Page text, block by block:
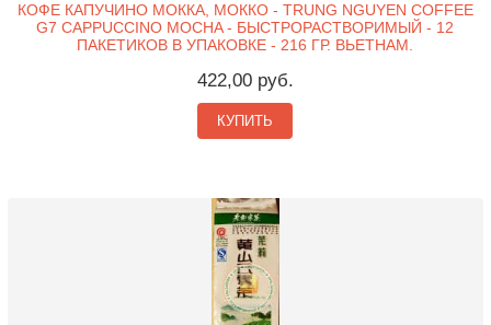
КОФЕ КАПУЧИНО МОККА, МОККО - TRUNG NGUYEN COFFEE
G7 CAPPUCCINO MOCHA - БЫСТРОРАСТВОРИМЫЙ - 12
ПАКЕТИКОВ В УПАКОВКЕ - 216 ГР. ВЬЕТНАМ.
422,00 руб.
КУПИТЬ